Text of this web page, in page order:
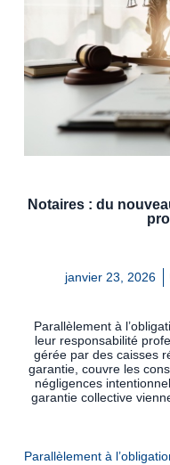
Notaires : du
janvier 23, 2026
Parallèlement à
leur responsabilité
gérée par des caisses
garantie, couvre les
négligences
garantie collective
Parallèlement à